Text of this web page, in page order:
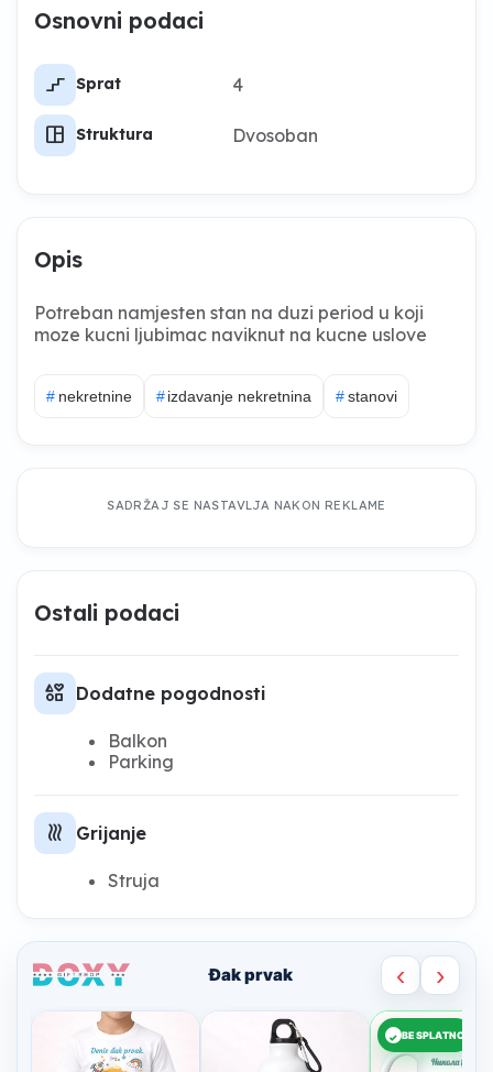
Osnovni podaci
stairs_2 Sprat 4
space_dashboard Struktura Dvosoban
Opis
Potreban namjesten stan na duzi period u koji
moze kucni ljubimac naviknut na kucne uslove
# nekretnine # izdavanje nekretnina #stanovi
SADRŽAJ SE NASTAVLJA NAKON REKLAME
Ostali podaci
interests Dodatne pogodnosti
Balkon
Parking
heat Grijanje
Struja